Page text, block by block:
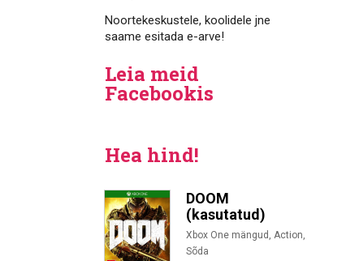
Noortekeskustele, koolidele jne
saame esitada e-arve!
Leia meid
Facebookis
Hea hind!
DOOM
(kasutatud)
Xbox One mängud, Action,
Sõda